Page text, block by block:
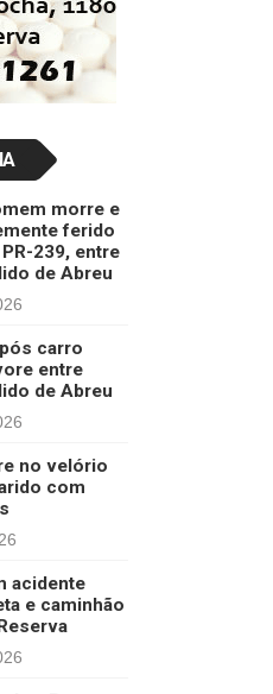
morre e
ferido
239, entre
de Abreu
carro
entre
de Abreu
no velório
com
acidente
e caminhão